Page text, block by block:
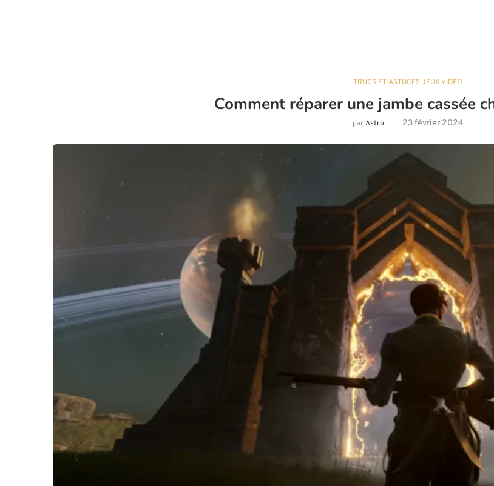
TRUCS ET ASTUCES JEUX VIDÉO
Comment réparer une jambe cassée
parAstro 23 février 2024